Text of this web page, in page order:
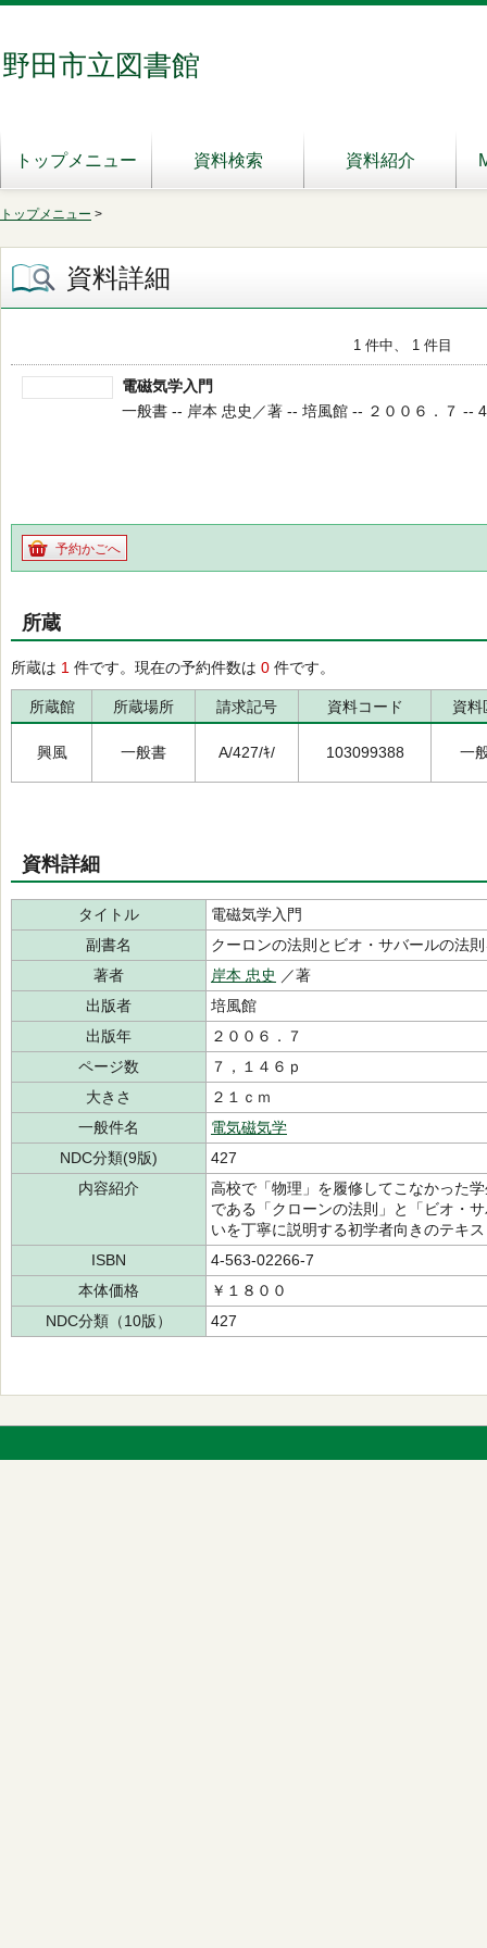
野田市立図書館
トップメニュー 資料検索 資料紹介
トップメニュー >
資料詳細
1 件中、 1 件目
電磁気学入門
一般書 -- 岸本 忠史／著 -- 培風館 -- ２００６．７ --
予約かごへ
所蔵
所蔵は 1 件です。現在の予約件数は 0 件です。
所蔵館 所蔵場所 請求記号 資料コード 資料
興風 一般書 A/427/ｷ/ 103099388 一
資料詳細
タイトル
電磁気学入門
副書名
クーロンの法則とビオ・サバールの法
著者
岸本 忠史 ／著
出版者
培風館
出版年
２００６．７
ページ数
７，１４６ｐ
大きさ
２１ｃｍ
一般件名
電気磁気学
NDC分類(9版)
427
内容紹介
高校で「物理」を履修してこなかった
である「クローンの法則」と「ビオ・
いを丁寧に説明する初学者向きのテキ
ISBN
4-563-02266-7
本体価格
￥１８００
NDC分類（10版）
427